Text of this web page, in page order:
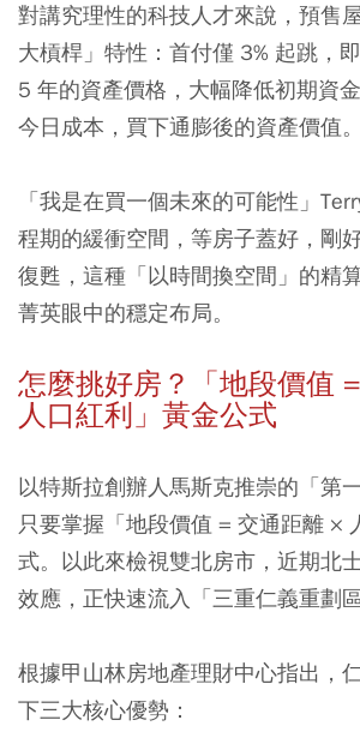
對講究理性的科技人才來說，預售
大槓桿」特性：首付僅 3% 起跳，
5 年的資產價格，大幅降低初期資
今日成本，買下通膨後的資產價值。
「我是在買一個未來的可能性」
程期的緩衝空間，等房子蓋好，剛
復甦，這種「以時間換空間」的精
菁英眼中的穩定布局。
怎麼挑好房？「地段價值
人口紅利」黃金公式
以特斯拉創辦人馬斯克推崇的「第
只要掌握「地段價值 = 交通距離 ×
式。以此來檢視雙北房市，近期北
效應，正快速流入「三重仁義重劃區
根據甲山林房地產理財中心指出，
下三大核心優勢：